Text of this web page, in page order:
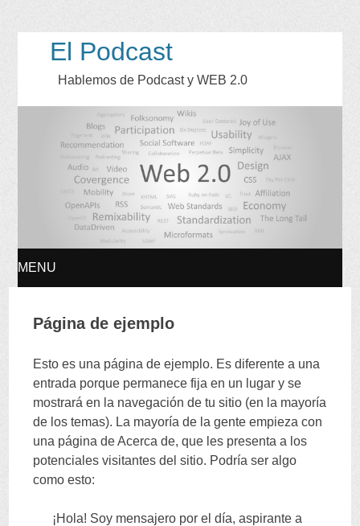
El Podcast
Hablemos de Podcast y WEB 2.0
MENU
CONTENT
Página de ejemplo
Esto es una página de ejemplo. Es diferente a una
entrada porque permanece fija en un lugar y se
mostrará en la navegación de tu sitio (en la mayoría
de los temas). La mayoría de la gente empieza con
una página de Acerca de,que les presenta a los
potenciales visitantes del sitio. Podría ser algo
como esto:
¡Hola! Soy mensajero por el día,aspirante a